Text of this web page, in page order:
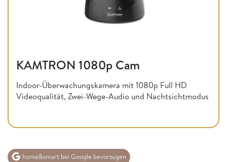
KAMTRON 1080p Cam
Indoor-Überwachungskamera mit 1080p Full HD
Videoqualität, Zwei-Wege-Audio und Nachtsichtmodus
home&smart bei Google bevorzugen